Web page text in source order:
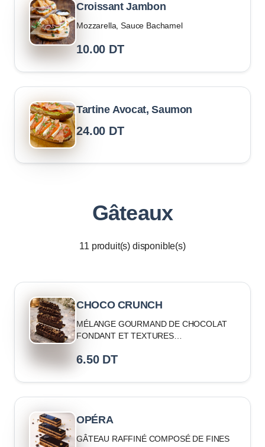
Croissant Jambon
Mozzarella, Sauce Bachamel
10.00 DT
Tartine Avocat, Saumon
24.00 DT
Gâteaux
11 produit(s) disponible(s)
CHOCO CRUNCH
MÉLANGE GOURMAND DE CHOCOLAT
FONDANT ET TEXTURES
6.50 DT
OPÉRA
GÂTEAU RAFFINÉ COMPOSÉ DE FINES